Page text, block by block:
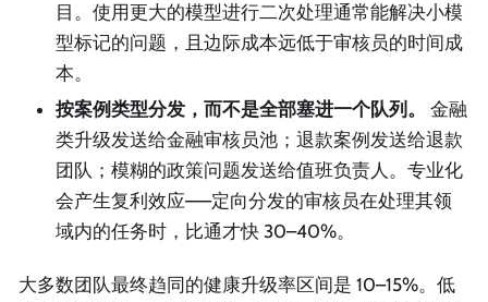
目。使用更大的模型进行二次处理通常能解决小模
型标记的问题，且边际成本远低于审核员的时间成
本。
按案例类型分发，而不是全部塞进一个队列。
金融
类升级发送给金融审核员池；退款案例发送给退款
团队；模糊的政策问题发送给值班负责人。专业化
会产生复利效应——定向分发的审核员在处理其领
域内的任务时，比通才快 30–40%。
大多数团队最终趋同的健康升级率区间是 10–15%。低